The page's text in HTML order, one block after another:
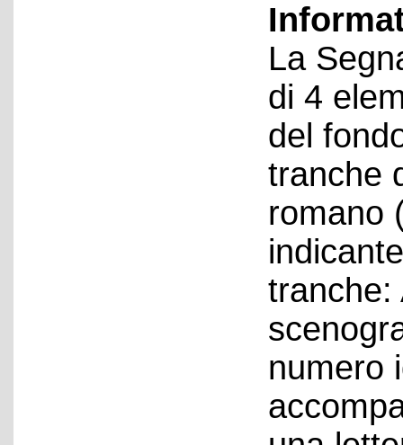
La
di 4
del
tranche
romano
tranche:
numero